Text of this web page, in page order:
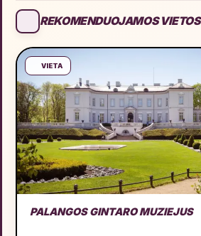
REKOMENDUOJAMOS VIETOS
VIETA
PALANGOS GINTARO MUZIEJUS